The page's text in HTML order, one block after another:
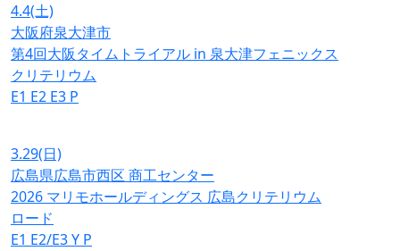
4.4(土)
大阪府泉大津市
第4回大阪タイムトライアル in 泉大津フェニックス
クリテリウム
E1 E2 E3 P
3.29(日)
広島県広島市西区 商工センター
2026 マリモホールディングス 広島クリテリウム
ロード
E1 E2/E3Y P